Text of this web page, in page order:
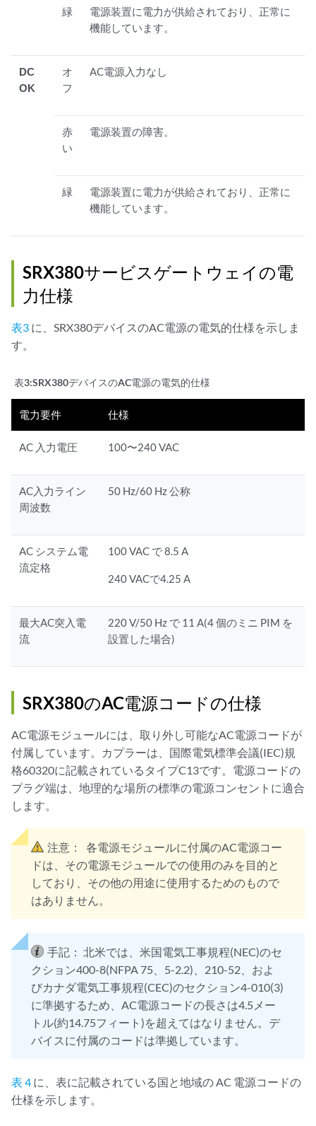
緑
電源装置に電力が供給されており、正常に
機能しています。
DC
OK
オ
フ
AC電源入力なし
赤
い
電源装置の障害。
緑
電源装置に電力が供給されており、正常に
機能しています。
SRX380サービスゲートウェイの電
力仕様
表3 に、SRX380デバイスのAC電源の電気的仕様を示しま
す。
表3:SRX380デバイスのAC電源の電気的仕様
電力要件 仕様
AC 入力電圧 100〜240 VAC
AC入力ライン
周波数
50 Hz/60 Hz 公称
AC システム電
流定格
100 VAC で 8.5 A
240 VACで4.25 A
最大AC突入電
流
220 V/50 Hz で 11 A(4 個のミニ PIM を
設置した場合)
SRX380のAC電源コードの仕様
AC電源モジュールには、取り外し可能なAC電源コードが
付属しています。カプラーは、国際電気標準会議(IEC)規
格60320に記載されているタイプC13です。電源コードの
プラグ端は、地理的な場所の標準の電源コンセントに適合
します。
注意：
各電源モジュールに付属のAC電源コー
ドは、その電源モジュールでの使用のみを目的と
しており、その他の用途に使用するためのもので
はありません。
手記： 北米では、米国電気工事規程(NEC)のセ
クション400-8(NFPA 75、5-2.2)、210-52、およ
びカナダ電気工事規程(CEC)のセクション4-010(3)
に準拠するため、AC電源コードの長さは4.5メー
トル(約14.75フィート)を超えてはなりません。デ
バイスに付属のコードは準拠しています。
表 4 に、表に記載されている国と地域の AC 電源コードの
仕様を示します。